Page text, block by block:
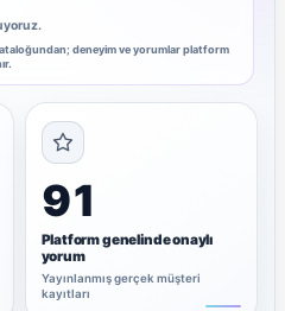
deneyim ve yorumlar platform
91
Platform genelinde onaylı
yorum
Yayınlanmış gerçek müşteri
kayıtları